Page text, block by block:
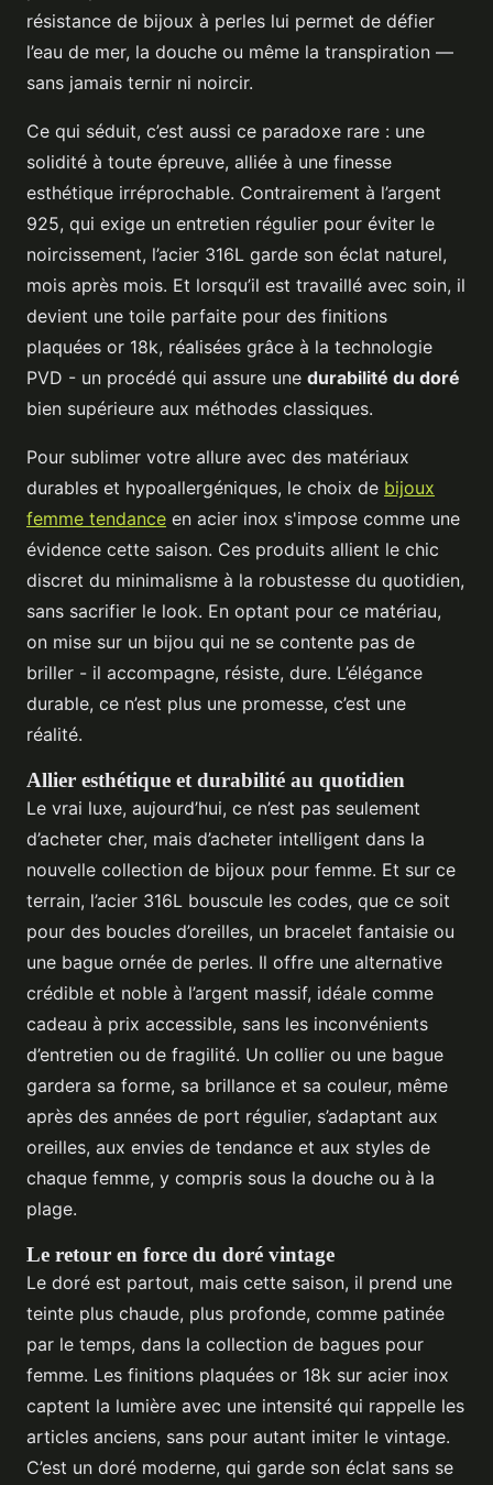
résistance de bijoux à perles lui permet de défier
l’eau de mer, la douche ou même la transpiration —
sans jamais ternir ni noircir.
Ce qui séduit, c’est aussi ce paradoxe rare : une
solidité à toute épreuve, alliée à une finesse
esthétique irréprochable. Contrairement à l’argent
925, qui exige un entretien régulier pour éviter le
noircissement, l’acier 316L garde son éclat naturel,
mois après mois. Et lorsqu’il est travaillé avec soin, il
devient une toile parfaite pour des finitions
plaquées or 18k, réalisées grâce à la technologie
PVD - un procédé qui assure une durabilité du doré
bien supérieure aux méthodes classiques.
Pour sublimer votre allure avec des matériaux
durables et hypoallergéniques, le choix de bijoux
femme tendance en acier inox s'impose comme une
évidence cette saison. Ces produits allient le chic
discret du minimalisme à la robustesse du quotidien,
sans sacrifier le look. En optant pour ce matériau,
on mise sur un bijou qui ne se contente pas de
briller - il accompagne, résiste, dure. L’élégance
durable, ce n’est plus une promesse, c’est une
réalité.
Allier esthétique et durabilité au quotidien
Le vrai luxe, aujourd’hui, ce n’est pas seulement
d’acheter cher, mais d’acheter intelligent dans la
nouvelle collection de bijoux pour femme. Et sur ce
terrain, l’acier 316L bouscule les codes, que ce soit
pour des boucles d’oreilles, un bracelet fantaisie ou
une bague ornée de perles. Il offre une alternative
crédible et noble à l’argent massif, idéale comme
cadeau à prix accessible, sans les inconvénients
d’entretien ou de fragilité. Un collier ou une bague
gardera sa forme, sa brillance et sa couleur, même
après des années de port régulier, s’adaptant aux
oreilles, aux envies de tendance et aux styles de
chaque femme, y compris sous la douche ou à la
plage.
Le retour en force du doré vintage
Le doré est partout, mais cette saison, il prend une
teinte plus chaude, plus profonde, comme patinée
par le temps, dans la collection de bagues pour
femme. Les finitions plaquées or 18k sur acier inox
captent la lumière avec une intensité qui rappelle les
articles anciens, sans pour autant imiter le vintage.
C’est un doré moderne, qui garde son éclat sans se